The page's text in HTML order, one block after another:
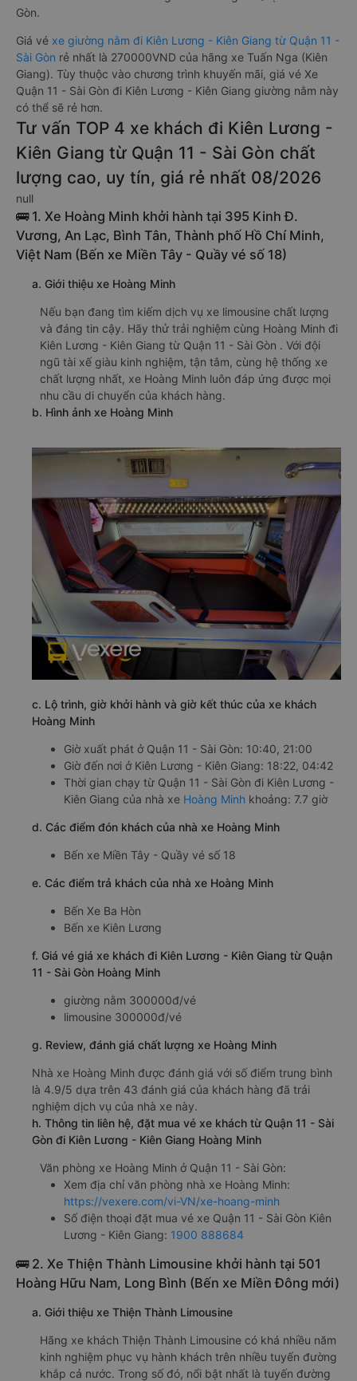
Gòn.
Giá vé xe giường nằm đi Kiên Lương - Kiên Giang từ Quận 11 -
Sài Gòn rẻ nhất là 270000VND của hãng xe Tuấn Nga (Kiên
Giang). Tùy thuộc vào chương trình khuyến mãi, giá vé Xe
Quận 11 - Sài Gòn đi Kiên Lương - Kiên Giang giường nằm này
có thể sẽ rẻ hơn.
Tư vấn TOP 4 xe khách đi Kiên Lương -
Kiên Giang từ Quận 11 - Sài Gòn chất
lượng cao, uy tín, giá rẻ nhất 08/2026
null
🚌 1. Xe Hoàng Minh khởi hành tại 395 Kinh Đ.
Vương, An Lạc, Bình Tân, Thành phố Hồ Chí Minh,
Việt Nam (Bến xe Miền Tây - Quầy vé số 18)
a. Giới thiệu xe Hoàng Minh
Nếu bạn đang tìm kiếm dịch vụ xe limousine chất lượng
và đáng tin cậy. Hãy thử trải nghiệm cùng Hoàng Minh đi
Kiên Lương - Kiên Giang từ Quận 11 - Sài Gòn . Với đội
ngũ tài xế giàu kinh nghiệm, tận tâm, cùng hệ thống xe
chất lượng nhất, xe Hoàng Minh luôn đáp ứng được mọi
nhu cầu di chuyển của khách hàng.
b. Hình ảnh xe Hoàng Minh
c. Lộ trình, giờ khởi hành và giờ kết thúc của xe khách
Hoàng Minh
Giờ xuất phát ở Quận 11 - Sài Gòn: 10:40, 21:00
Giờ đến nơi ở Kiên Lương - Kiên Giang: 18:22, 04:42
Thời gian chạy từ Quận 11 - Sài Gòn đi Kiên Lương -
Kiên Giang của nhà xe Hoàng Minh khoảng: 7.7 giờ
d. Các điểm đón khách của nhà xe Hoàng Minh
Bến xe Miền Tây - Quầy vé số 18
e. Các điểm trả khách của nhà xe Hoàng Minh
Bến Xe Ba Hòn
Bến xe Kiên Lương
f. Giá vé giá xe khách đi Kiên Lương - Kiên Giang từ Quận
11 - Sài Gòn Hoàng Minh
giường nằm 300000đ/vé
limousine 300000đ/vé
g. Review, đánh giá chất lượng xe Hoàng Minh
Nhà xe Hoàng Minh được đánh giá với số điểm trung bình
là 4.9/5 dựa trên 43 đánh giá của khách hàng đã trải
nghiệm dịch vụ của nhà xe này.
h. Thông tin liên hệ, đặt mua vé xe khách từ Quận 11 - Sài
Gòn đi Kiên Lương - Kiên Giang Hoàng Minh
Văn phòng xe Hoàng Minh ở Quận 11 - Sài Gòn:
Xem địa chỉ văn phòng nhà xe Hoàng Minh:
https://vexere.com/vi-VN/xe-hoang-minh
Số điện thoại đặt mua vé xe Quận 11 - Sài Gòn Kiên
Lương - Kiên Giang: 1900 888684
🚌 2. Xe Thiện Thành Limousine khởi hành tại 501
Hoàng Hữu Nam, Long Bình (Bến xe Miền Đông mới)
a. Giới thiệu xe Thiện Thành Limousine
Hãng xe khách Thiện Thành Limousine có khá nhiều năm
kinh nghiệm phục vụ hành khách trên nhiều tuyến đường
khắp cả nước. Trong số đó, nổi bật nhất là tuyến đường